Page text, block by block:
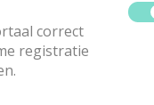
correct
registratie